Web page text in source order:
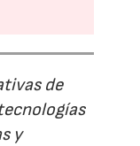
de
y